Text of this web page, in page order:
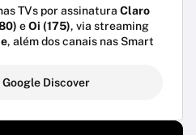
TVs por assinatura Claro
eOi (175), via streaming
, além dos canais nas Smart
Discover